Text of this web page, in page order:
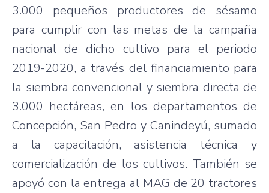
3.000 pequeños productores de sésamo
para cumplir con las metas de la campaña
nacional de dicho cultivo para el periodo
2019-2020, a través del financiamiento para
la siembra convencional y siembra directa de
3.000 hectáreas, en los departamentos de
Concepción, San Pedro y Canindeyú, sumado
a la capacitación, asistencia técnica y
comercialización de los cultivos. También se
apoyó con la entrega al MAG de 20 tractores